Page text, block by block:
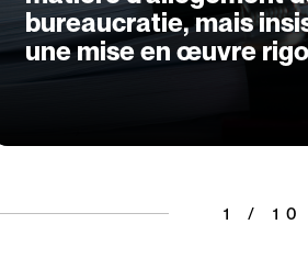
bureaucratie, mais
une mise en œuvre
1 / 10